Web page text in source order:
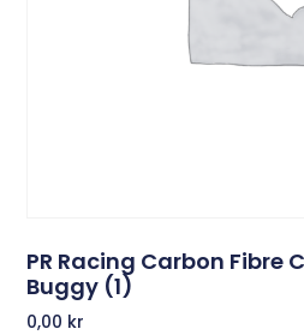
PR Racing Carbon Fibre
Buggy (1)
0,00 kr